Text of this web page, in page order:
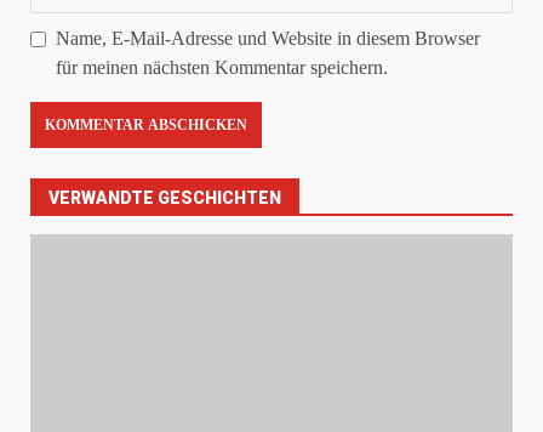
Name, E-Mail-Adresse und Website in diesem Browser
für meinen nächsten Kommentar speichern.
VERWANDTE GESCHICHTEN